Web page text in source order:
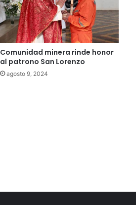
Comunidad minera rinde honor
al patrono San Lorenzo
agosto 9, 2024